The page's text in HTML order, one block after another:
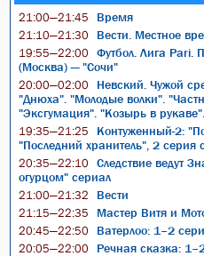
21:00—21:45 Время
21:10—21:30 Вести. Местное
19:55—22:00
Футбол. Лига Pari.
(Москва) — "Сочи"
20:00—02:00
Невский. Чужой
"Днюха". "Молодые волки".
"Эксгумация". "Козырь в
19:35—21:25
Контуженный-2:
"Последний хранитель", 2 серия
20:35—22:10
Следствие ведут
огурцом" сериал
21:00—21:32 Вести
21:15—22:35 Мастер Витя и
20:45—22:50 Ватерлоо: 1–2
20:05—22:00 Речная сказка: